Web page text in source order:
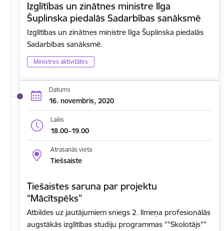
Izglītības un zinātnes ministre Ilga
Šuplinska piedalās Sadarbības sanāksmē
Izglītības un zinātnes ministre Ilga Šuplinska piedalās
Sadarbības sanāksmē.
Ministres aktivitātes
Datums
16. novembris, 2020
Laiks
18.00–19.00
Atrašanās vieta
Tiešsaiste
Tiešaistes saruna par projektu
“Mācītspēks”
Atbildes uz jautājumiem sniegs 2. līmeņa profesionālās
augstākās izglītības studiju programmas ""Skolotājs""